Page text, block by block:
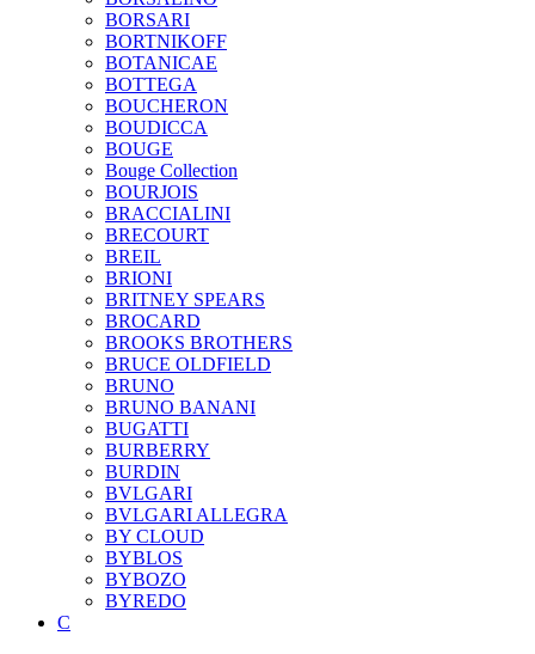
BORSARI
BORTNIKOFF
BOTANICAE
BOTTEGA
BOUCHERON
BOUDICCA
BOUGE
Bouge Collection
BOURJOIS
BRACCIALINI
BRECOURT
BREIL
BRIONI
BRITNEY SPEARS
BROCARD
BROOKS BROTHERS
BRUCE OLDFIELD
BRUNO
BRUNO BANANI
BUGATTI
BURBERRY
BURDIN
BVLGARI
BVLGARI ALLEGRA
BY CLOUD
BYBLOS
BYBOZO
BYREDO
C